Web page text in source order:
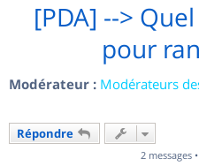
[PDA] -->
pour
Modérateur : Modérateurs
Répondre
2 messages